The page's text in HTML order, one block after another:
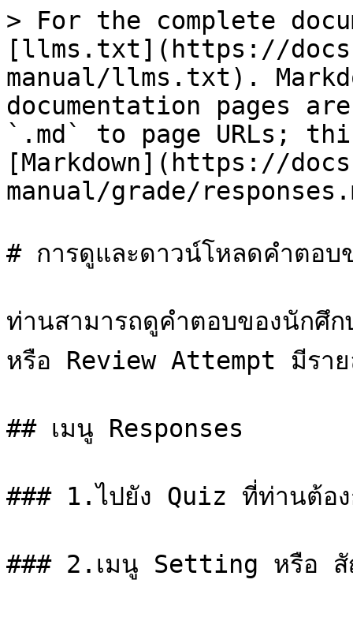
> For the complete
[llms.txt](https://
manual/llms.txt).
documentation pages
`.md` to page URLs;
[Markdown](https://
manual/grade/
# การดูและดาวน์โหลดคำตอ
ท่านสามารถดูคำตอบของนักศึ
หรือ Review Attempt มีราย
## เมนู Responses
### 1.ไปยัง Quiz ที่ท่านต้อง
### 2.เมนู Setting หรือ สั